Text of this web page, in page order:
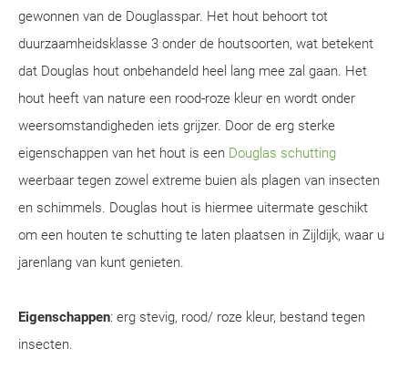
gewonnen van de Douglasspar. Het hout behoort tot
duurzaamheidsklasse 3 onder de houtsoorten, wat betekent
dat Douglas hout onbehandeld heel lang mee zal gaan. Het
hout heeft van nature een rood-roze kleur en wordt onder
weersomstandigheden iets grijzer. Door de erg sterke
eigenschappen van het hout is een Douglas schutting
weerbaar tegen zowel extreme buien als plagen van insecten
en schimmels. Douglas hout is hiermee uitermate geschikt
om een houten te schutting te laten plaatsen in Zijldijk, waar u
jarenlang van kunt genieten.
Eigenschappen: erg stevig, rood/ roze kleur, bestand tegen
insecten.